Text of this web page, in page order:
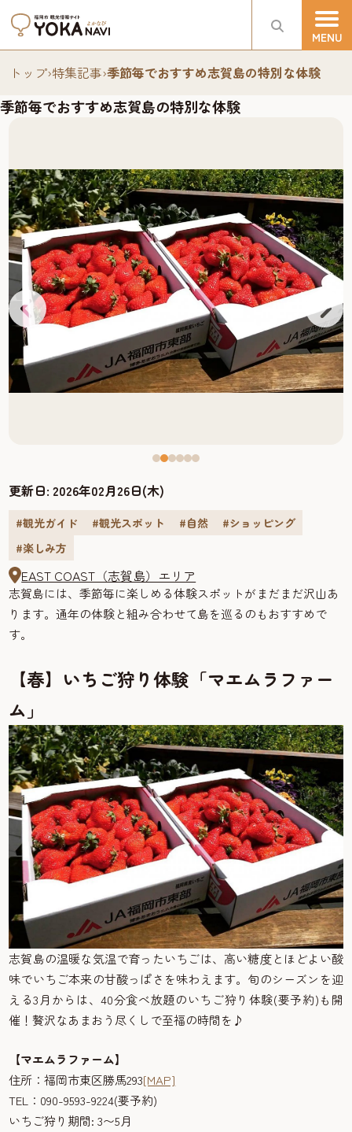
トップ›特集記事›季節毎でおすすめ志賀島の特別な体験
季節毎でおすすめ志賀島の特別な体験
更新日:2026年02月26日(木)
#観光ガイド #観光スポット #自然
#ショッピング
#楽しみ方
EAST COAST（志賀島）エリア
志賀島には、季節毎に楽しめる体験スポットがまだまだ沢山あ
ります。通年の体験と組み合わせて島を巡るのもおすすめで
す。
【春】いちご狩り体験「マエムラファー
ム」
志賀島の温暖な気温で育ったいちごは、高い糖度とほどよい酸
味でいちご本来の甘酸っぱさを味わえます。旬のシーズンを迎
える3月からは、40分食べ放題のいちご狩り体験(要予約)も開
催！贅沢なあまおう尽くしで至福の時間を♪
【マエムラファーム】
住所：福岡市東区勝馬293[MAP]
TEL：090-9593-9224(要予約)
いちご狩り期間: 3〜5月